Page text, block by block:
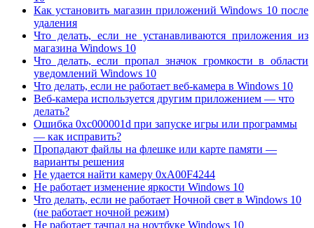
Как установить магазин приложений Windows 10 после
удаления
Что делать, если не устанавливаются приложения из
магазина Windows 10
Что делать, если пропал значок громкости в области
уведомлений Windows 10
Что делать, если не работает веб-камера в Windows 10
Веб-камера используется другим приложением — что
делать?
Ошибка 0xc000001d при запуске игры или программы
— как исправить?
Пропадают файлы на флешке или карте памяти —
варианты решения
Не удается найти камеру 0xA00F4244
Не работает изменение яркости Windows 10
Что делать, если не работает Ночной свет в Windows 10
(не работает ночной режим)
Не работает тачпад на ноутбуке Windows 10